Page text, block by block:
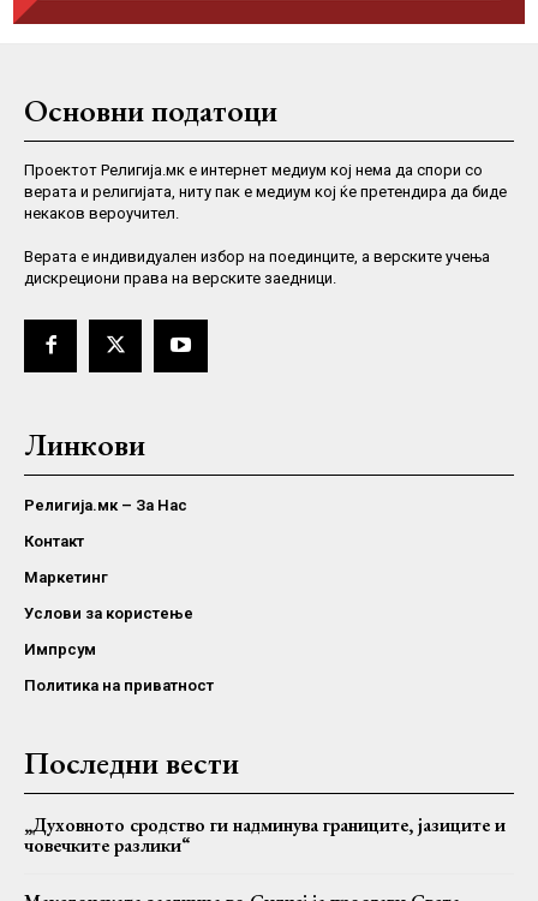
Основни податоци
Проектот Религија.мк е интернет медиум кој нема да спори со
верата и религијата, ниту пак е медиум кој ќе претендира да биде
некаков вероучител.
Верaта е индивидуален избор на поединците, а верските учења
дискрециони права на верските заедници.
Линкови
Религија.мк – За Нас
Контакт
Маркетинг
Услови за користење
Импрсум
Политика на приватност
Последни вести
„Духовното сродство ги надминува границите, јазиците и
човечките разлики“